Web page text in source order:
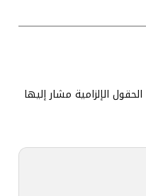
الحقول الإلزامية مشار إليها